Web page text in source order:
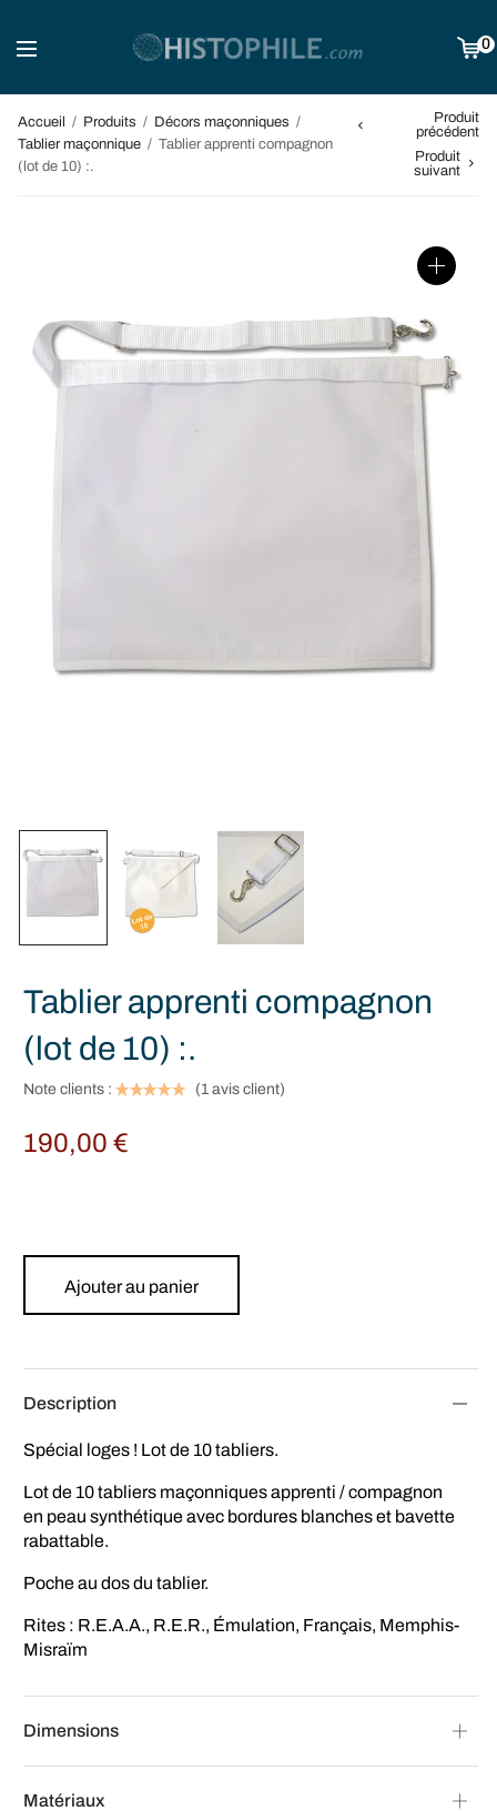
0
Accueil / Produits / Décors maçonniques /
Tablier maçonnique / Tablier apprenti compagnon
(lot de 10) :.
Produit
précédent
Produit
suivant
Tablier apprenti compagnon
(lot de 10) :.
Note clients : (1 avis client)
190,00€
Ajouter au panier
Description
Spécial loges ! Lot de 10 tabliers.
Lot de 10 tabliers maçonniques apprenti / compagnon
en peau synthétique avec bordures blanches et bavette
rabattable.
Poche au dos du tablier.
Rites : R.E.A.A., R.E.R., Émulation, Français, Memphis-
Misraïm
Dimensions
Matériaux